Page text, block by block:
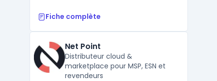
Fiche complète
Net Point
Distributeur cloud &
marketplace pour MSP, ESN et
revendeurs